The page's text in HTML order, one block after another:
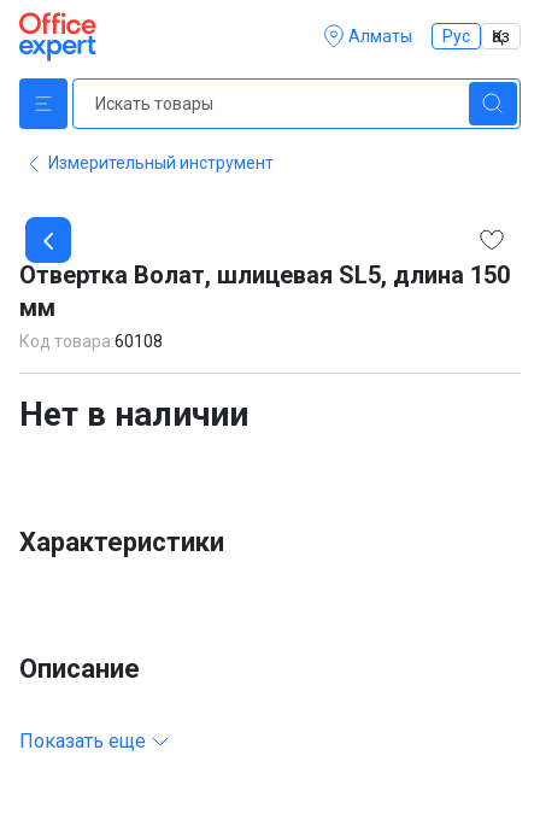
Алматы Рус Қаз
Измерительный инструмент
Item
1
of
1
Отвертка Волат, шлицевая SL5, длина 150
мм
Код товара:60108
Нет в наличии
Характеристики
Описание
Показать еще